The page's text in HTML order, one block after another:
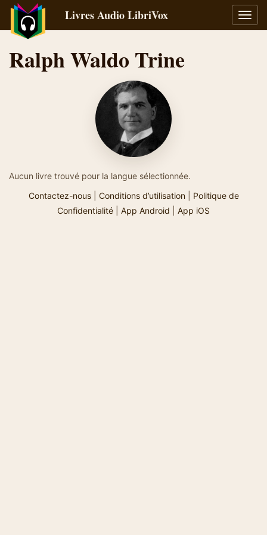
la
Livres Audio LibriVox
Ralph Waldo Trine
Aucun livre trouvé pour la langue sélectionnée.
Contactez-nous| Conditions d’utilisation| Politique de
Confidentialité
App Android App iOS